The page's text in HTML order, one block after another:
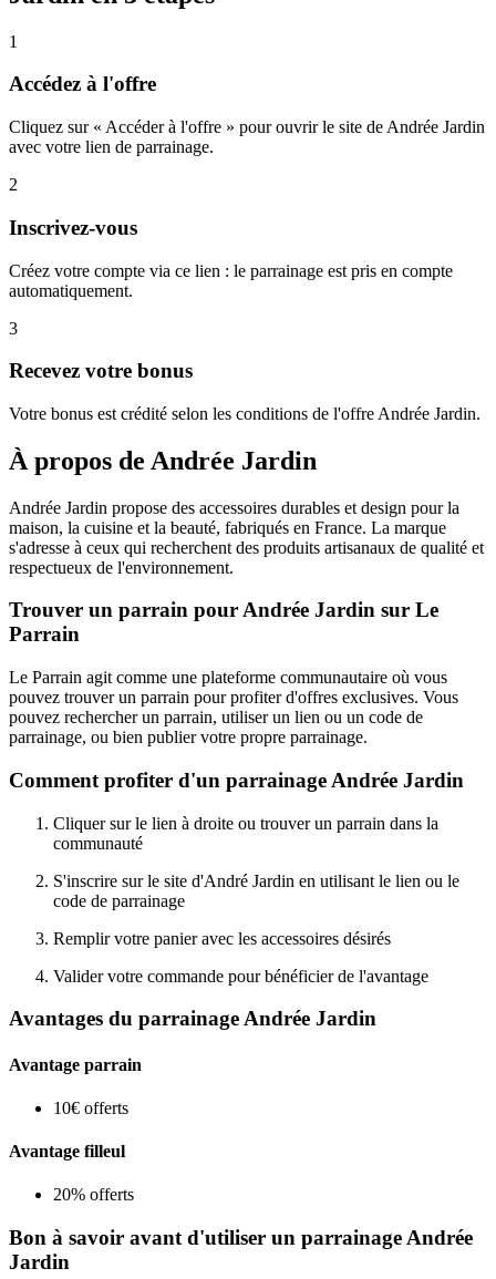
1
Accédez à l'offre
Cliquez sur « Accéder à l'offre » pour ouvrir le site de Andrée Jardin
avec votre lien de parrainage.
2
Inscrivez-vous
Créez votre compte via ce lien : le parrainage est pris en compte
automatiquement.
3
Recevez votre bonus
Votre bonus est crédité selon les conditions de l'offre Andrée Jardin.
À propos de Andrée Jardin
Andrée Jardin propose des accessoires durables et design pour la
maison, la cuisine et la beauté, fabriqués en France. La marque
s'adresse à ceux qui recherchent des produits artisanaux de qualité et
respectueux de l'environnement.
Trouver un parrain pour Andrée Jardin sur Le
Parrain
Le Parrain agit comme une plateforme communautaire où vous
pouvez trouver un parrain pour profiter d'offres exclusives. Vous
pouvez rechercher un parrain, utiliser un lien ou un code de
parrainage, ou bien publier votre propre parrainage.
Comment profiter d'un parrainage Andrée Jardin
Cliquer sur le lien à droite ou trouver un parrain dans la
communauté
S'inscrire sur le site d'André Jardin en utilisant le lien ou le
code de parrainage
Remplir votre panier avec les accessoires désirés
Valider votre commande pour bénéficier de l'avantage
Avantages du parrainage Andrée Jardin
Avantage parrain
10€ offerts
Avantage filleul
20% offerts
Bon à savoir avant d'utiliser un parrainage Andrée
Jardin